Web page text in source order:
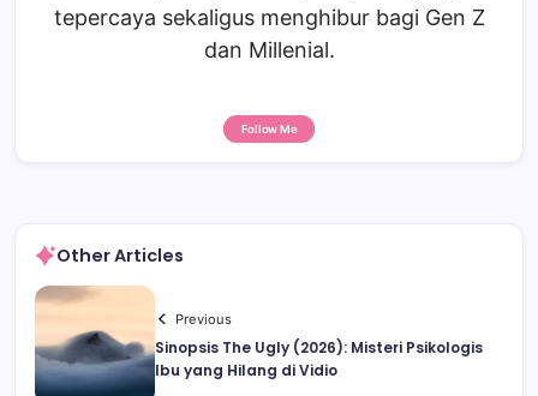
tepercaya sekaligus menghibur bagi Gen Z
dan Millenial.
Follow Me
Other Articles
Previous
Sinopsis The Ugly (2026): Misteri Psikologis
Ibu yang Hilang di Vidio